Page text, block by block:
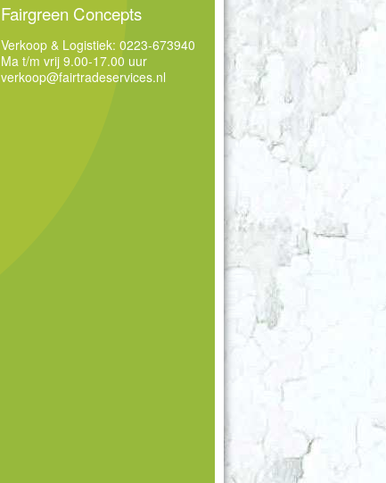
Fairgreen Concepts
Verkoop & Logistiek: 0223-673940
Ma t/m vrij 9.00-17.00 uur
verkoop@fairtradeservices.nl